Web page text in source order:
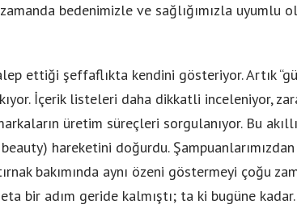
bedenimizle ve sağlığımızla uyumlu
ettiği şeffaflıkta kendini gösteriyor. Artık
İçerik listeleri daha dikkatli inceleniyor,
üretim süreçleri sorgulanıyor. Bu
hareketini doğurdu.
bakımında aynı özeni göstermeyi çoğu
bir adım geride kalmıştı; ta ki bugüne kadar.